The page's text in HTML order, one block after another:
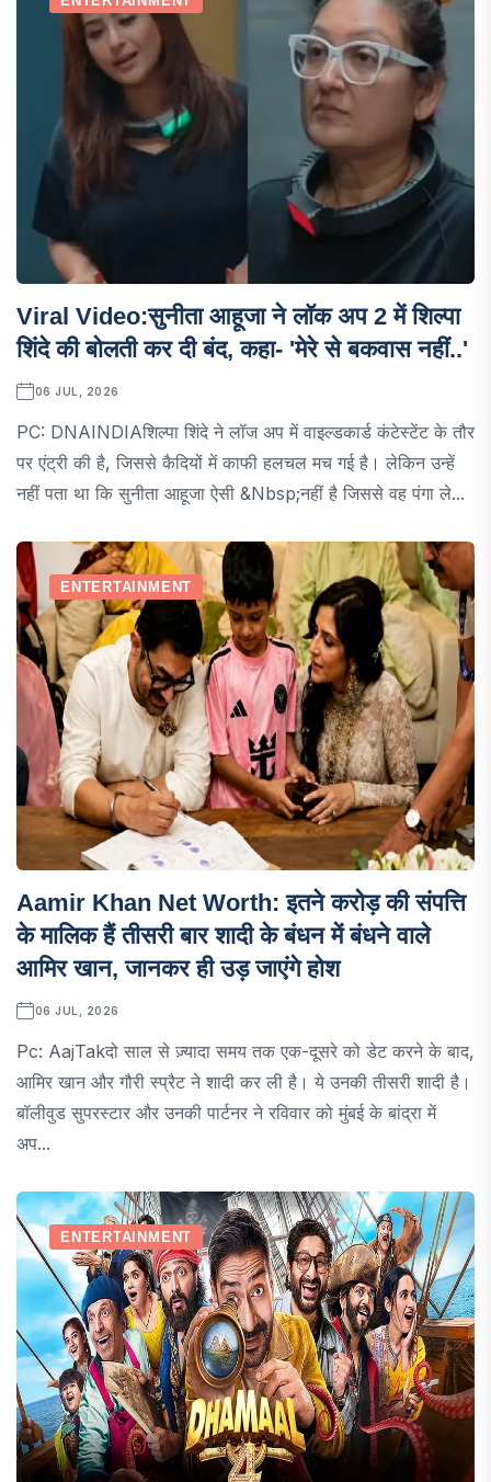
Viral Video:सुनीता आहूजा ने लॉक अप 2 में शिल्पा
शिंदे की बोलती कर दी बंद, कहा- 'मेरे से बकवास नहीं..'
06 JUL, 2026
PC: DNAINDIAशिल्पा शिंदे ने लॉज अप में वाइल्डकार्ड कंटेस्टेंट के तौर
पर एंट्री की है, जिससे कैदियों में काफी हलचल मच गई है। लेकिन उन्हें
नहीं पता था कि सुनीता आहूजा ऐसी &nbsp;नहीं है जिससे वह पंगा ले...
ENTERTAINMENT
Aamir Khan Net Worth: इतने करोड़ की संपत्ति
के मालिक हैं तीसरी बार शादी के बंधन में बंधने वाले
आमिर खान, जानकर ही उड़ जाएंगे होश
06 JUL, 2026
Pc: AajTakदो साल से ज़्यादा समय तक एक-दूसरे को डेट करने के बाद,
आमिर खान और गौरी स्प्रैट ने शादी कर ली है। ये उनकी तीसरी शादी है।
बॉलीवुड सुपरस्टार और उनकी पार्टनर ने रविवार को मुंबई के बांद्रा में
अप...
ENTERTAINMENT